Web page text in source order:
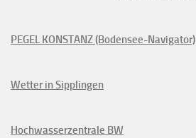
PEGEL KONSTANZ (Bodensee-Navigator)
Wetter in Sipplingen
Hochwasserzentrale BW